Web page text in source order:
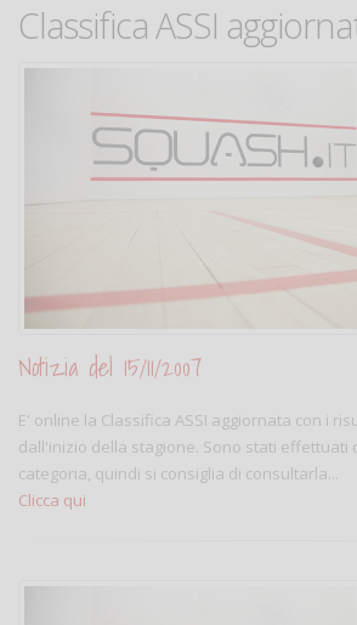
Classifica ASSI
Notizia del 15/11/2007
E' online la Classifica ASSI aggiornata con i
dall'inizio della stagione. Sono stati effettuati
categoria, quindi si consiglia di consultarla...
Clicca qui